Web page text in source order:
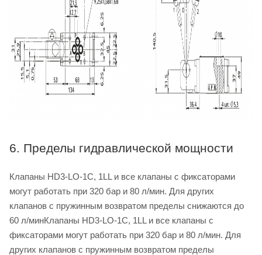
6. Пределы гидравлической мощности
Клапаны HD3-LO-1C, 1LL и все клапаны с фиксаторами
могут работать при 320 бар и 80 л/мин. Для других
клапанов с пружинным возвратом пределы снижаются до
60 л/минКлапаны HD3-LO-1C, 1LL и все клапаны с
фиксаторами могут работать при 320 бар и 80 л/мин. Для
других клапанов с пружинным возвратом пределы